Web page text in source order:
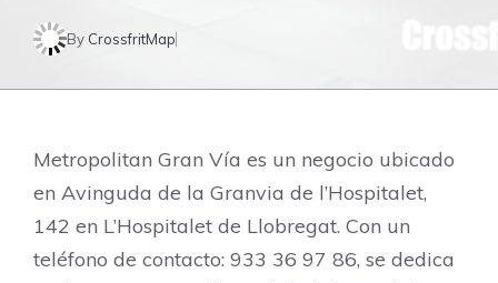
By CrossfritMap
Metropolitan Gran Vía es un negocio ubicado
en Avinguda de la Granvia de l’Hospitalet,
142 en L’Hospitalet de Llobregat. Con un
teléfono de contacto: 933 36 97 86, se dedica